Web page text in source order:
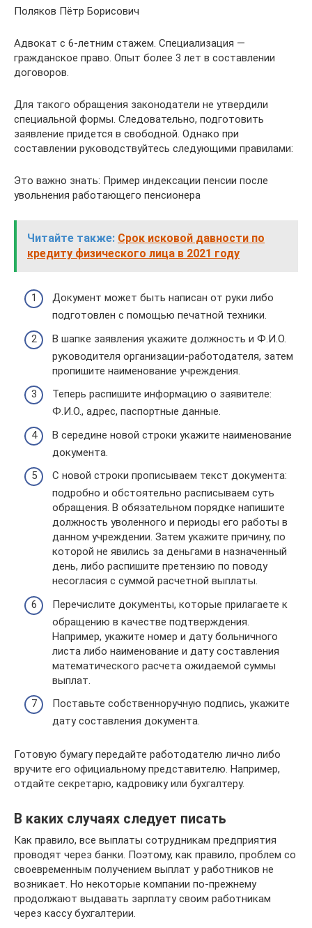
Поляков Пётр Борисович
Адвокат с 6-летним стажем. Специализация —
гражданское право. Опыт более 3 лет в составлении
договоров.
Для такого обращения законодатели не утвердили
специальной формы. Следовательно, подготовить
заявление придется в свободной. Однако при
составлении руководствуйтесь следующими правилами:
Это важно знать: Пример индексации пенсии после
увольнения работающего пенсионера
Читайте также: Срок исковой давности по
кредиту физического лица в 2021 году
Документ может быть написан от руки либо
подготовлен с помощью печатной техники.
В шапке заявления укажите должность и Ф.И.О.
руководителя организации-работодателя, затем
пропишите наименование учреждения.
Теперь распишите информацию о заявителе:
Ф.И.О., адрес, паспортные данные.
В середине новой строки укажите наименование
документа.
С новой строки прописываем текст документа:
подробно и обстоятельно расписываем суть
обращения. В обязательном порядке напишите
должность уволенного и периоды его работы в
данном учреждении. Затем укажите причину, по
которой не явились за деньгами в назначенный
день, либо распишите претензию по поводу
несогласия с суммой расчетной выплаты.
Перечислите документы, которые прилагаете к
обращению в качестве подтверждения.
Например, укажите номер и дату больничного
листа либо наименование и дату составления
математического расчета ожидаемой суммы
выплат.
Поставьте собственноручную подпись, укажите
дату составления документа.
Готовую бумагу передайте работодателю лично либо
вручите его официальному представителю. Например,
отдайте секретарю, кадровику или бухгалтеру.
В каких случаях следует писать
Как правило, все выплаты сотрудникам предприятия
проводят через банки. Поэтому, как правило, проблем со
своевременным получением выплат у работников не
возникает. Но некоторые компании по-прежнему
продолжают выдавать зарплату своим работникам
через кассу бухгалтерии.